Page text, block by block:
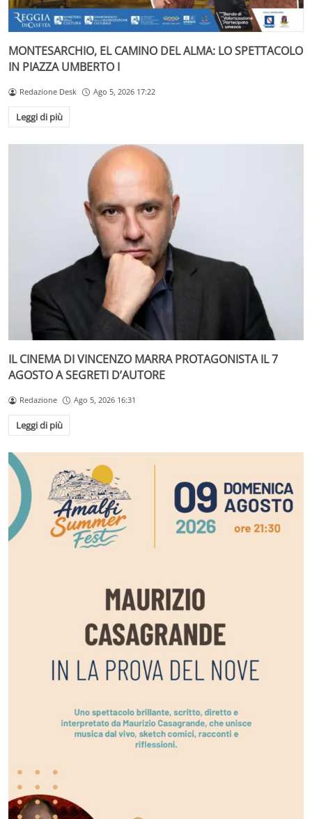
MONTESARCHIO, EL CAMINO DEL ALMA: LO SPETTACOLO
IN PIAZZA UMBERTO I
Redazione Desk Ago 5, 2026 17:22
Leggi di più
IL CINEMA DI VINCENZO MARRA PROTAGONISTA IL 7
AGOSTO A SEGRETI D’AUTORE
Redazione Ago 5, 2026 16:31
Leggi di più